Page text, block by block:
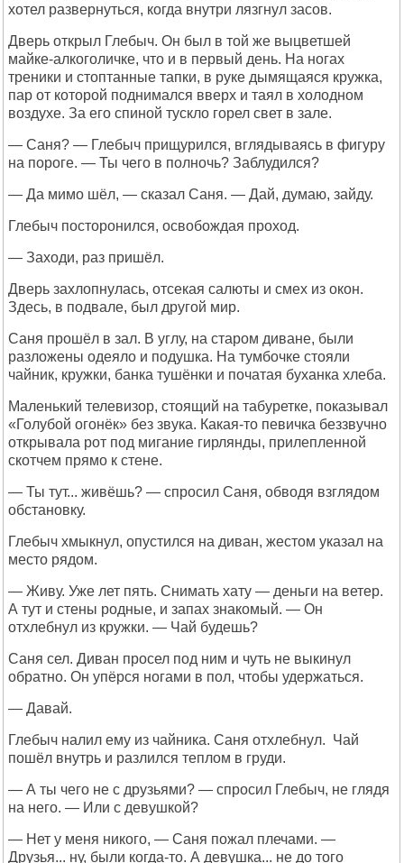
хотел развернуться, когда внутри лязгнул засов.
Дверь открыл Глебыч. Он был в той же выцветшей
майке-алкоголичке, что и в первый день. На ногах
треники и стоптанные тапки, в руке дымящаяся кружка,
пар от которой поднимался вверх и таял в холодном
воздухе. За его спиной тускло горел свет в зале.
— Саня? — Глебыч прищурился, вглядываясь в фигуру
на пороге. — Ты чего в полночь? Заблудился?
— Да мимо шёл, — сказал Саня. — Дай, думаю, зайду.
Глебыч посторонился, освобождая проход.
— Заходи, раз пришёл.
Дверь захлопнулась, отсекая салюты и смех из окон.
Здесь, в подвале, был другой мир.
Саня прошёл в зал. В углу, на старом диване, были
разложены одеяло и подушка. На тумбочке стояли
чайник, кружки, банка тушёнки и початая буханка хлеба.
Маленький телевизор, стоящий на табуретке, показывал
«Голубой огонёк» без звука. Какая-то певичка беззвучно
открывала рот под мигание гирлянды, прилепленной
скотчем прямо к стене.
— Ты тут... живёшь? — спросил Саня, обводя взглядом
обстановку.
Глебыч хмыкнул, опустился на диван, жестом указал на
место рядом.
— Живу. Уже лет пять. Снимать хату — деньги на ветер.
А тут и стены родные, и запах знакомый. — Он
отхлебнул из кружки. — Чай будешь?
Саня сел. Диван просел под ним и чуть не выкинул
обратно. Он упёрся ногами в пол, чтобы удержаться.
— Давай.
Глебыч налил ему из чайника. Саня отхлебнул. Чай
пошёл внутрь и разлился теплом в груди.
— А ты чего не с друзьями? — спросил Глебыч, не глядя
на него. — Или с девушкой?
— Нет у меня никого, — Саня пожал плечами. —
Друзья... ну, были когда-то. А девушка... не до того